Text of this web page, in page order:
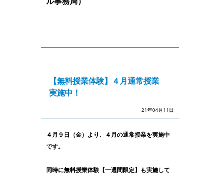
【無料授業体験】４月通常授業
実施中！
21年04月11日
４月９日（金）より、４月の通常授業を実施中
です。
同時に無料授業体験【一週間限定】も実施して